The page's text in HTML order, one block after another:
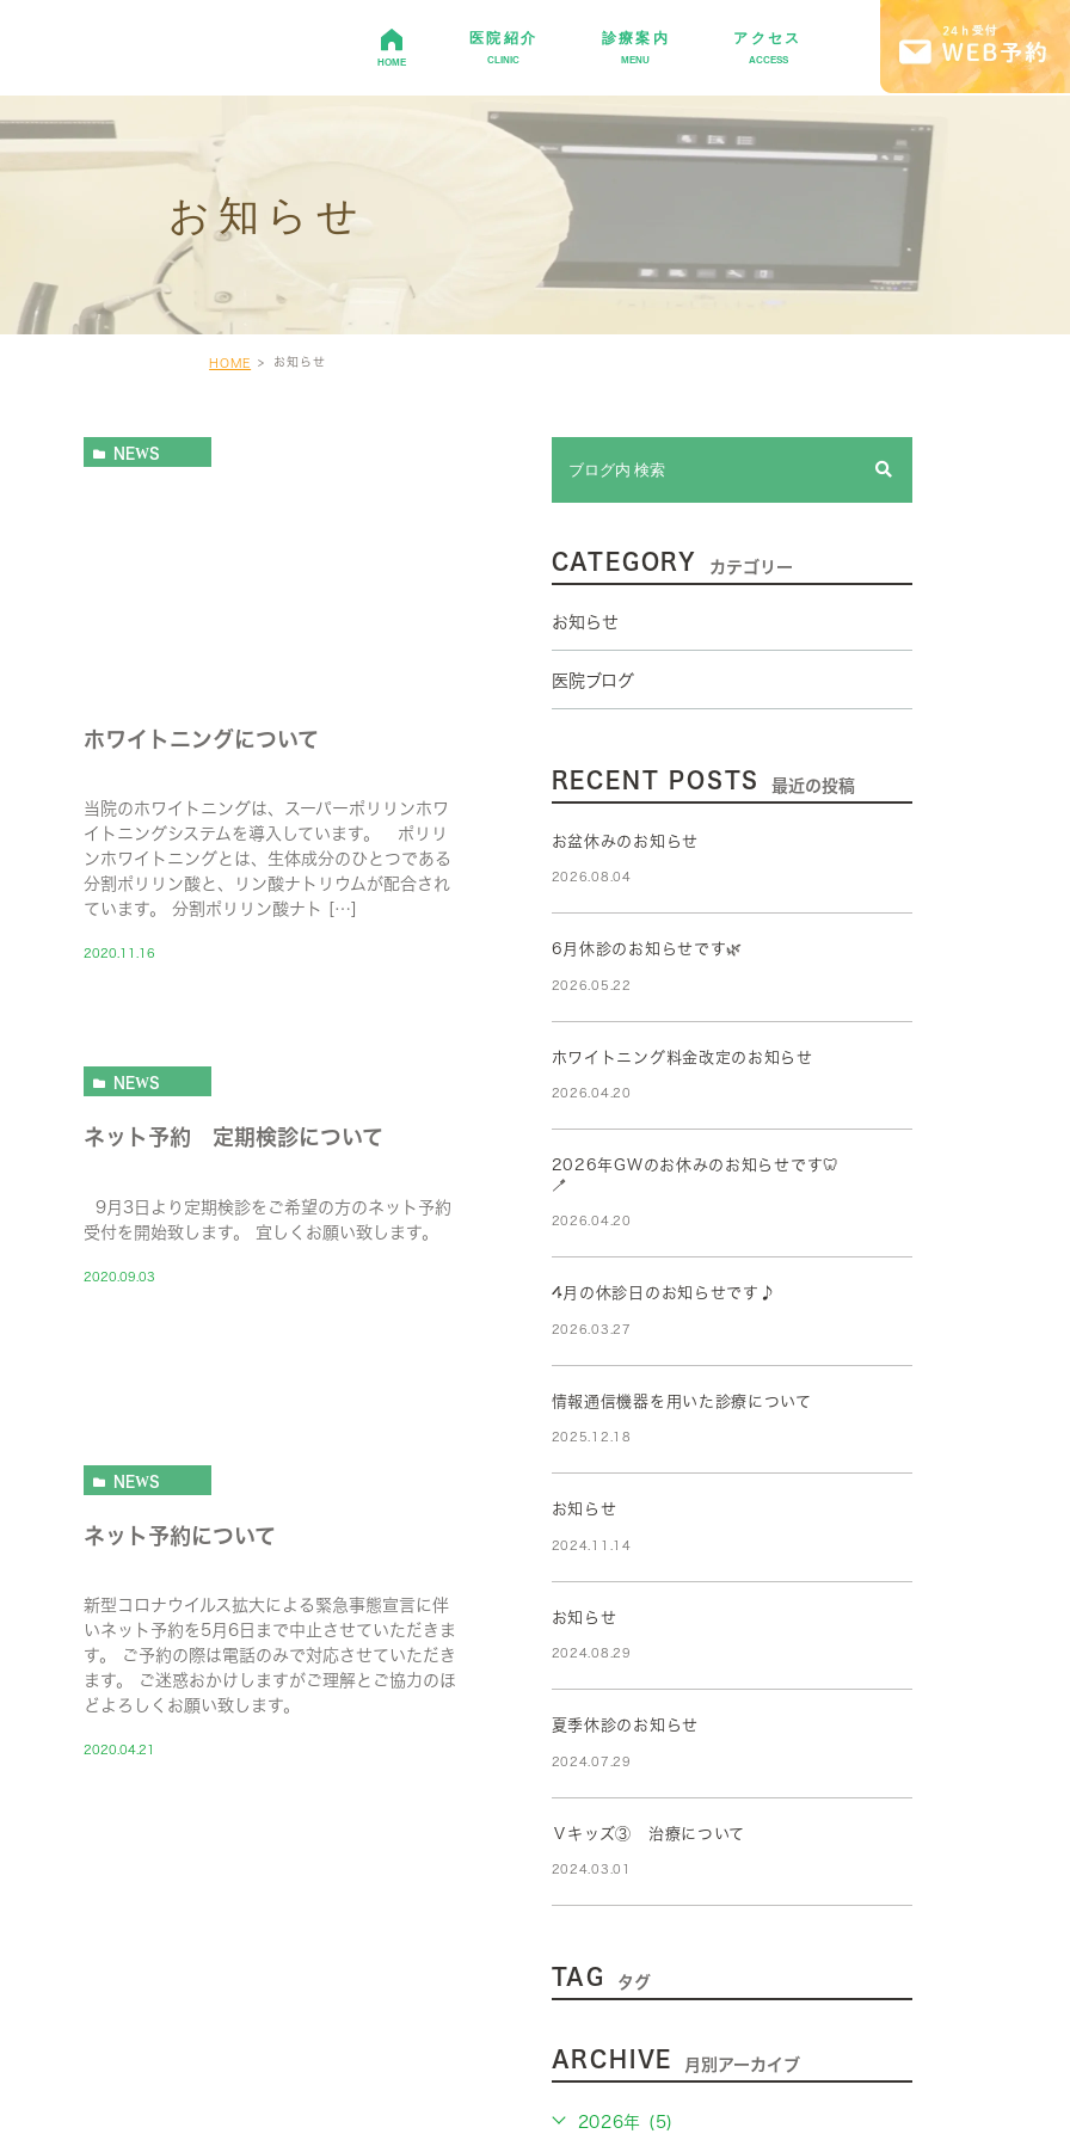
HOME
医院紹介
CLINIC
診療案内
MENU
入れ歯・ブリッジ
アクセス
ACCESS
お知らせ
HOME お知らせ
NEWS
ホワイトニングについて
当院のホワイトニングは、スーパーポリリンホワ
イトニングシステムを導入しています。 ポリリ
ンホワイトニングとは、生体成分のひとつである
分割ポリリン酸と、リン酸ナトリウムが配合され
ています。 分割ポリリン酸ナト […]
2020.11.16
NEWS
ネット予約 定期検診について
9月3日より定期検診をご希望の方のネット予約
受付を開始致します。 宜しくお願い致します。
2020.09.03
NEWS
ネット予約について
新型コロナウイルス拡大による緊急事態宣言に伴
いネット予約を5月6日まで中止させていただきま
す。 ご予約の際は電話のみで対応させていただき
ます。 ご迷惑おかけしますがご理解とご協力のほ
どよろしくお願い致します。
2020.04.21
CATEGORY カテゴリー
お知らせ
医院ブログ
RECENT POSTS 最近の投稿
お盆休みのお知らせ
2026.08.04
6月休診のお知らせです🌿
2026.05.22
ホワイトニング料金改定のお知らせ
2026.04.20
2026年GWのお休みのお知らせです🦷
🪥
2026.04.20
4月の休診日のお知らせです♪
2026.03.27
情報通信機器を用いた診療について
2025.12.18
お知らせ
2024.11.14
お知らせ
2024.08.29
夏季休診のお知らせ
2024.07.29
Ｖキッズ③ 治療について
2024.03.01
TAG タグ
ARCHIVE 月別アーカイブ
2026年 (5)